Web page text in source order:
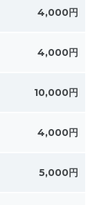
4,000円
4,000円
10,000円
4,000円
5,000円